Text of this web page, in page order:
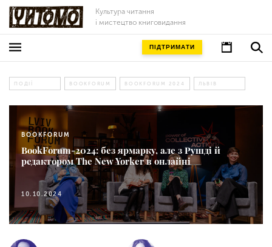
Культура читання
і мистецтво книговидання
ПІДТРИМАТИ
ПОДІЇ BOOKFORUM BOOKFORUM 2024 ЛЬВІВ
BOOKFORUM
BookForum-2024: без ярмарку, але з Рушді й
редактором The New Yorker в онлайні
10.10.2024